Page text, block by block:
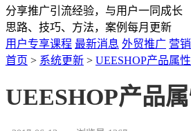
分享推广引流经验，与用户一同成长
思路、技巧、方法，案例每月更新
用户专享课程 最新消息 外贸推广 营
首页 > 系统更新 > UEESHOP产品属
UEESHOP产品